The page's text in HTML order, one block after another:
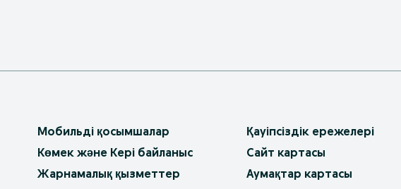
Мобильді қосымшалар
Көмек және Кері байланыс
Жарнамалық қызметтер
Қауіпсіздік ережелері
Сайт картасы
Аумақтар картасы